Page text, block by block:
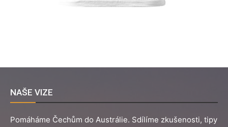
NAŠE VIZE
Pomáháme Čechům do Austrálie. Sdílíme zkušenosti, tipy